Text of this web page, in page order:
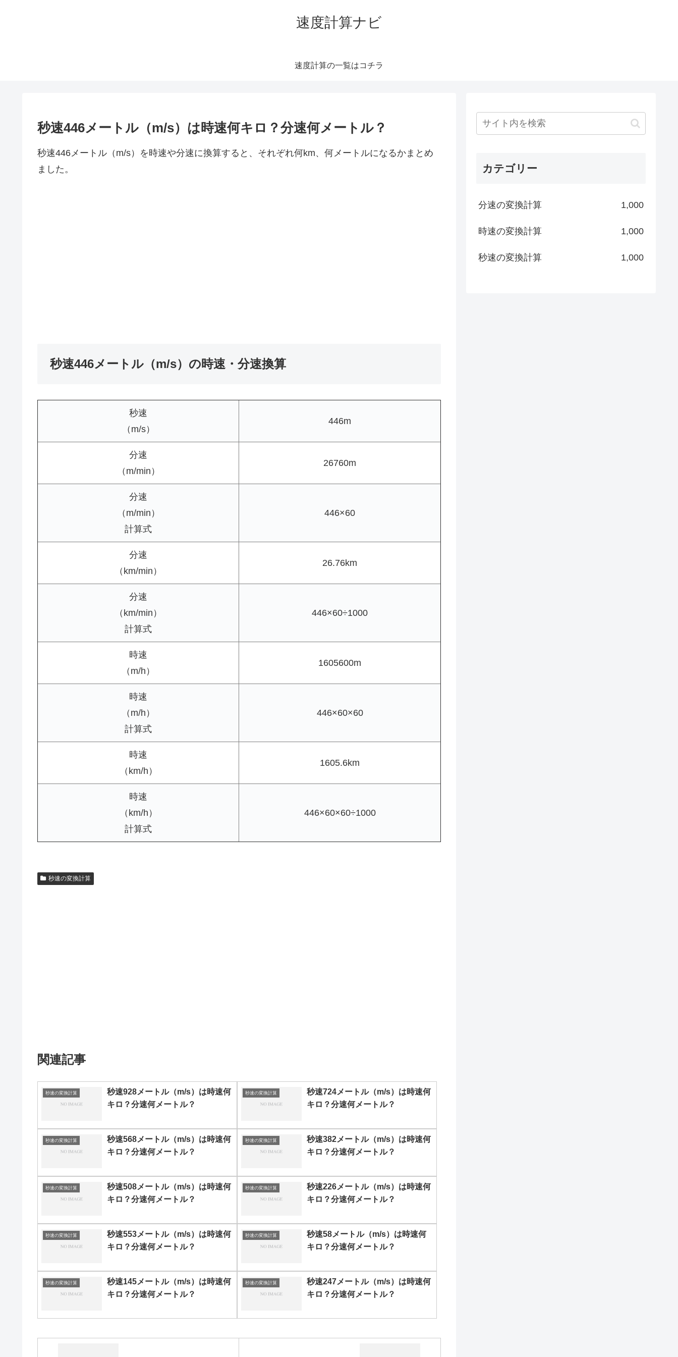
速度計算ナビ
速度計算の一覧はコチラ
秒速446メートル（m/s）は時速何キロ？分速何メートル？
秒速446メートル（m/s）を時速や分速に換算すると、それぞれ何km、何メートルになるかまとめ
ました。
秒速446メートル（m/s）の時速・分速換算
秒速
（m/s）
446m
分速
（m/min）
26760m
分速
（m/min）
計算式
446×60
分速
（km/min）
26.76km
分速
（km/min）
計算式
446×60÷1000
時速
（m/h）
1605600m
時速
（m/h）
計算式
446×60×60
時速
（km/h）
1605.6km
時速
（km/h）
計算式
446×60×60÷1000
秒速の変換計算
関連記事
秒速の変換計算
秒速928メートル（m/s）は時速何
キロ？分速何メートル？
秒速の変換計算
秒速724メートル（m/s）は時速何
キロ？分速何メートル？
秒速の変換計算
秒速568メートル（m/s）は時速何
キロ？分速何メートル？
秒速の変換計算
秒速382メートル（m/s）は時速何
キロ？分速何メートル？
秒速の変換計算
秒速508メートル（m/s）は時速何
キロ？分速何メートル？
秒速の変換計算
秒速226メートル（m/s）は時速何
キロ？分速何メートル？
秒速の変換計算
秒速553メートル（m/s）は時速何
キロ？分速何メートル？
秒速の変換計算
秒速58メートル（m/s）は時速何
キロ？分速何メートル？
秒速の変換計算
秒速145メートル（m/s）は時速何
キロ？分速何メートル？
秒速の変換計算
秒速247メートル（m/s）は時速何
キロ？分速何メートル？
カテゴリー
分速の変換計算 1,000
時速の変換計算 1,000
秒速の変換計算 1,000